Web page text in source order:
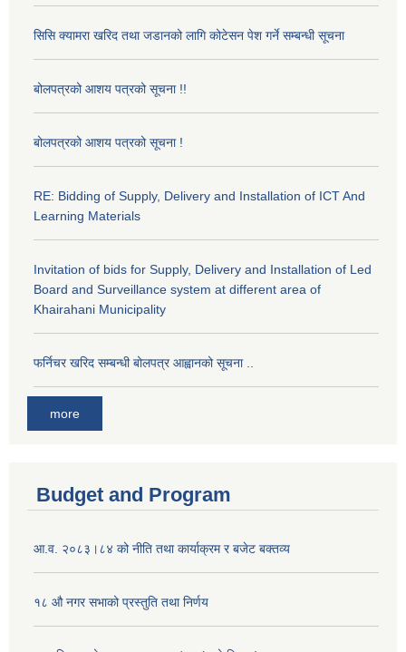
सिसि क्यामरा खरिद तथा जडानको लागि कोटेसन पेश गर्ने सम्बन्धी सूचना
बोलपत्रको आशय पत्रको सूचना !!
बोलपत्रको आशय पत्रको सूचना !
RE: Bidding of Supply, Delivery and Installation of ICT And
Learning Materials
Invitation of bids for Supply, Delivery and Installation of Led
Board and Surveillance system at different area of
Khairahani Municipality
फर्निचर खरिद सम्बन्धी बोलपत्र आह्वानको सूचना ..
more
Budget and Program
आ.व. २०८३।८४ को नीति तथा कार्याक्रम र बजेट बक्तव्य
१८ औ नगर सभाको प्रस्तुति तथा निर्णय